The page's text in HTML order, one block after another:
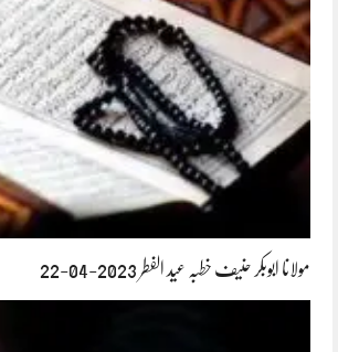
مولانا ابوبکر حنیف خطبہ عید الفطر 2023-04-22